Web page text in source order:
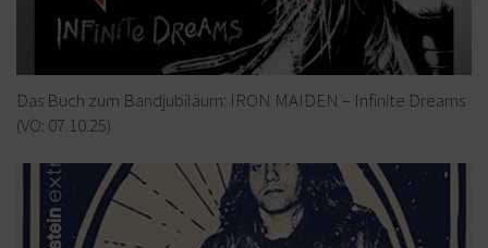
Das Buch zum Bandjubiläum: IRON MAIDEN – Infinite Dreams
(VÖ: 07.10.25)